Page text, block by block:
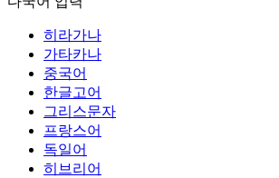
히라가나
가타카나
중국어
한글고어
그리스문자
프랑스어
독일어
히브리어